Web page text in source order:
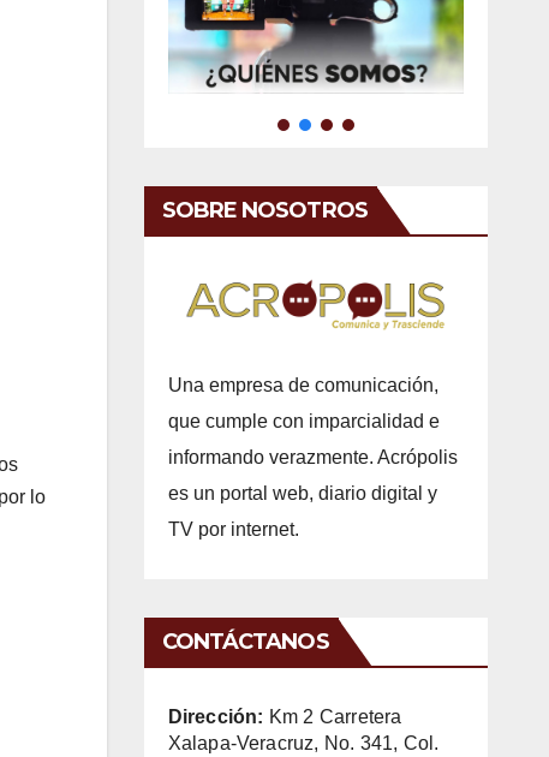
lo
SOBRE NOSOTROS
Una empresa de comunicación,
que cumple con imparcialidad e
informando verazmente. Acrópolis
es un portal web, diario digital y
TV por internet.
CONTÁCTANOS
Dirección: Km 2 Carretera
Xalapa-Veracruz, No. 341, Col.